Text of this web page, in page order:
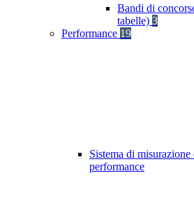
Bandi di
tabelle) 3
Performance 19
Sistema di
performance